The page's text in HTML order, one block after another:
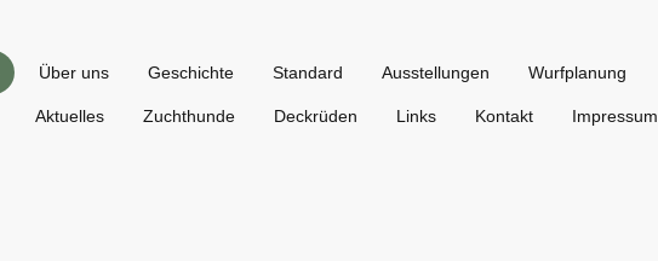
Über uns Geschichte Standard Ausstellungen Wurfplanung
Aktuelles Zuchthunde Deckrüden Links Kontakt Impressum